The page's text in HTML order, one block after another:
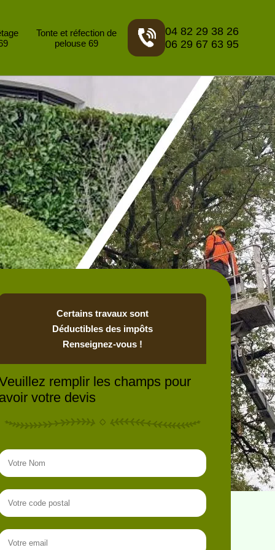
Tonte et réfection de
pelouse 69
04 82 29 38 26
06 29 67 63 95
Certains travaux sont
Déductibles des impôts
Renseignez-vous !
remplir les champs pour
votre devis